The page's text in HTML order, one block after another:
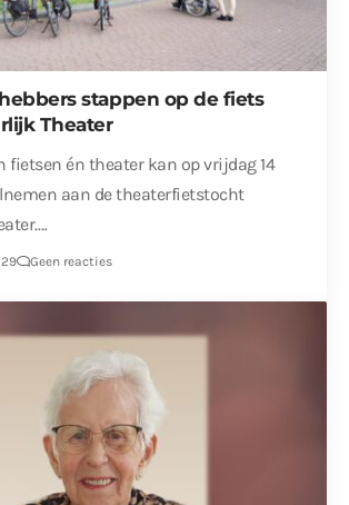
stappen op de fiets
Theater
fietsen én theater kan op vrijdag 14
aan de theaterfietstocht
Geen reacties